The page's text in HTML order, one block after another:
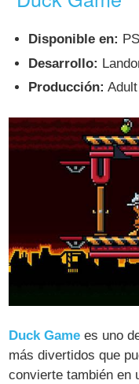
Disponible en:
Desarrollo:
Producción:
Duck Game es uno
más divertidos que
convierte también en